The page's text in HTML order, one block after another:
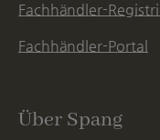
Fachhändler-
Fachhändler-Portal
Über Spang